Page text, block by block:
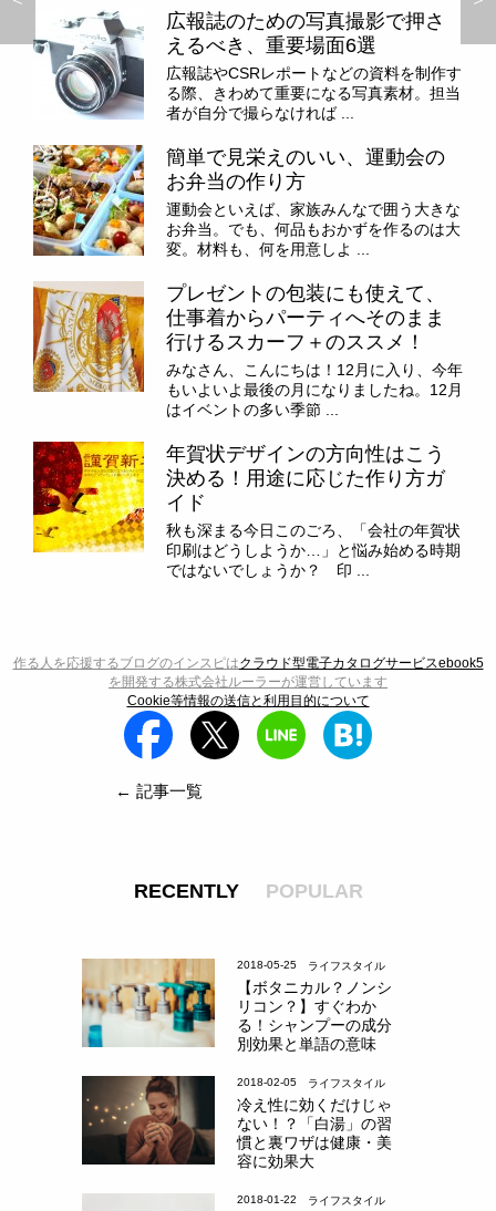
広報誌のための写真撮影で押さ
えるべき、重要場面6選
広報誌やCSRレポートなどの資料を制作す
る際、きわめて重要になる写真素材。担当
者が自分で撮らなければ ...
簡単で見栄えのいい、運動会の
お弁当の作り方
運動会といえば、家族みんなで囲う大きな
お弁当。でも、何品もおかずを作るのは大
変。材料も、何を用意しよ ...
プレゼントの包装にも使えて、
仕事着からパーティへそのまま
行けるスカーフ＋のススメ！
みなさん、こんにちは！12月に入り、今年
もいよいよ最後の月になりましたね。12月
はイベントの多い季節 ...
年賀状デザインの方向性はこう
決める！用途に応じた作り方ガ
イド
秋も深まる今日このごろ、「会社の年賀状
印刷はどうしようか…」と悩み始める時期
ではないでしょうか？ 印 ...
作る人を応援するブログのインスピはクラウド型電子カタログサービスebook5
を開発する株式会社ルーラーが運営しています
Cookie等情報の送信と利用目的について
← 記事一覧
RECENTLY POPULAR
2018-05-25 ライフスタイル
【ボタニカル？ノンシ
リコン？】すぐわか
る！シャンプーの成分
別効果と単語の意味
2018-02-05 ライフスタイル
冷え性に効くだけじゃ
ない！？「白湯」の習
慣と裏ワザは健康・美
容に効果大
2018-01-22 ライフスタイル